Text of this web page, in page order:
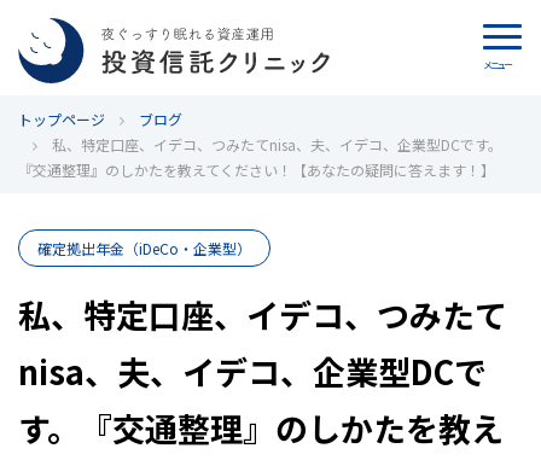
メニュー
カウンセリング
ブログ
代表カン・チュンド
投資信託クリニックとは
インデックス投資の特徴
よくあるご質問
トップページ
ブログ
私、特定口座、イデコ、つみたてnisa、夫、イデコ、企業型DCです。
『交通整理』のしかたを教えてください！【あなたの疑問に答えます！】
確定拠出年金（iDeCo・企業型）
私、特定口座、イデコ、つみたて
nisa、夫、イデコ、企業型DCで
す。『交通整理』のしかたを教え